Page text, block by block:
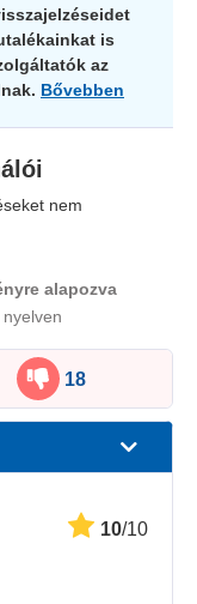
is
az
Bővebben
nem
alapozva
nyelven
18
10/10